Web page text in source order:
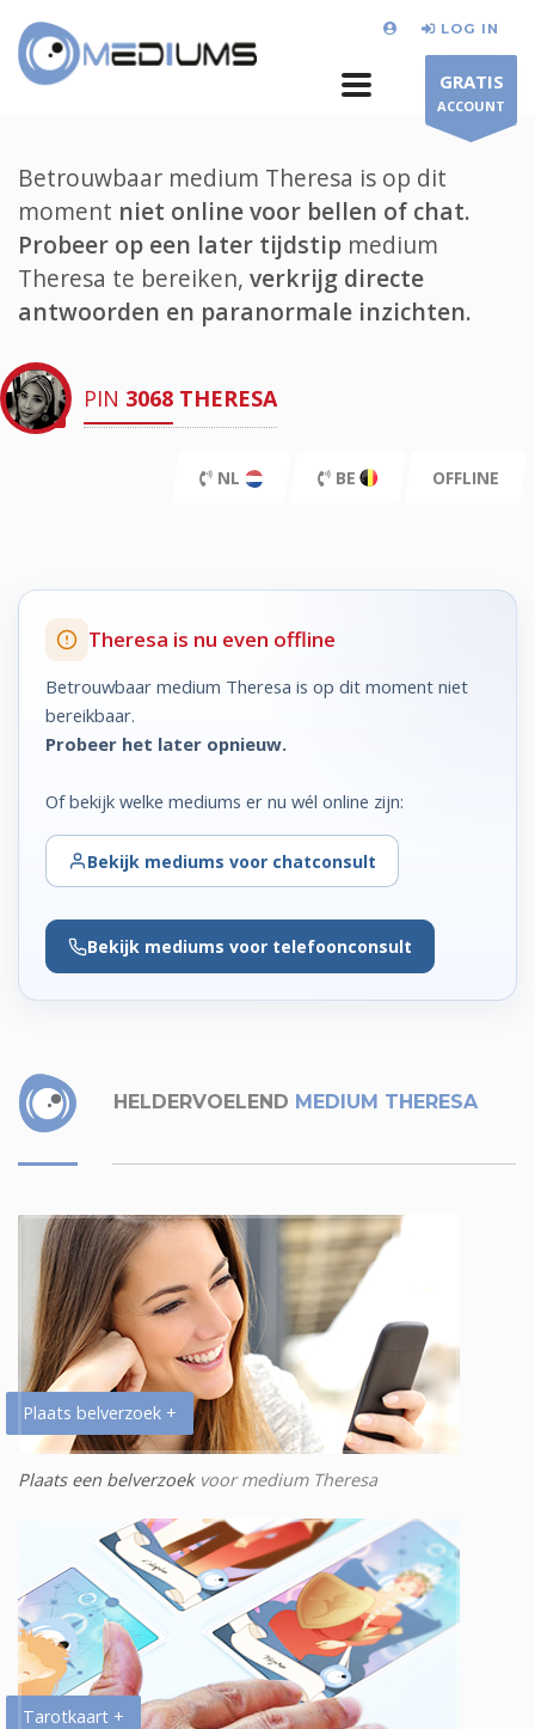
LOG IN
GRATIS
ACCOUNT
Betrouwbaar medium Theresa is op dit
moment niet online voor bellen of chat.
Probeer op een later tijdstip medium
Theresa te bereiken, verkrijg directe
antwoorden en paranormale inzichten.
PIN 3068 THERESA
NL BE OFFLINE
Theresa is nu even offline
Betrouwbaar medium Theresa is op dit moment niet
bereikbaar.
Probeer het later opnieuw.
Of bekijk welke mediums er nu wél online zijn:
Bekijk mediums voor chatconsult
Bekijk mediums voor telefoonconsult
HELDERVOELEND MEDIUM THERESA
Plaats belverzoek +
Plaats een belverzoekvoor medium Theresa
Tarotkaart +